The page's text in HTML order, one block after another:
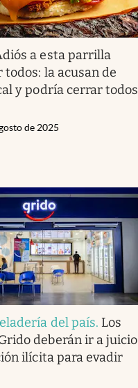
a esta parrilla
la acusan de
y podría cerrar todos
de 2025
del país. Los
deberán ir a juicio
ilícita para evadir